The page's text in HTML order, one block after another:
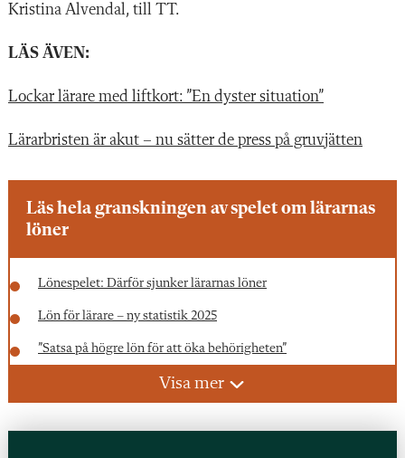
Kristina Alvendal, till TT.
LÄS ÄVEN:
Lockar lärare med liftkort: ”En dyster situation”
Lärarbristen är akut – nu sätter de press på gruvjätten
Läs hela granskningen av spelet om lärarnas
löner
Lönespelet: Därför sjunker lärarnas löner
Lön för lärare – ny statistik 2025
”Satsa på högre lön för att öka behörigheten”
Kräver 2 000 kr extra för de som får legitimation
Visa mer